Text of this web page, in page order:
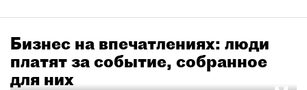
Бизнес на впечатлениях: люди
платят за событие, собранное
для них